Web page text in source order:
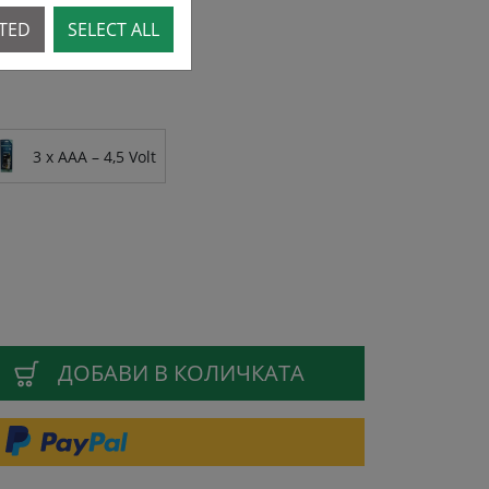
3 x AAA – 4,5 Volt
ДОБАВИ В КОЛИЧКАТА
SELECT ALL